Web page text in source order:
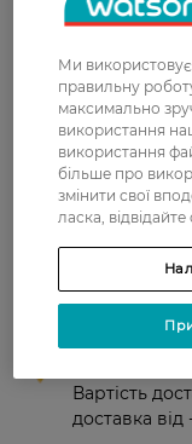
0
З 0 відгуків
Доставка
У
Вартість
доставка від
Ми
правильну
максимально
використання
використання
більше про
змінити свої
ласка, відвідайте